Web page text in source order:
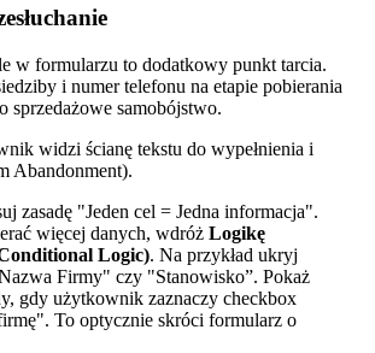
w formularzu to dodatkowy punkt tarcia.
i numer telefonu na etapie pobierania
sprzedażowe samobójstwo.
widzi ścianę tekstu do wypełnienia i
Abandonment).
zasadę "Jeden cel = Jedna informacja".
więcej danych, wdróż Logikę
Logic). Na przykład ukryj
Firmy" czy "Stanowisko”. Pokaż
gdy użytkownik zaznaczy checkbox
To optycznie skróci formularz o